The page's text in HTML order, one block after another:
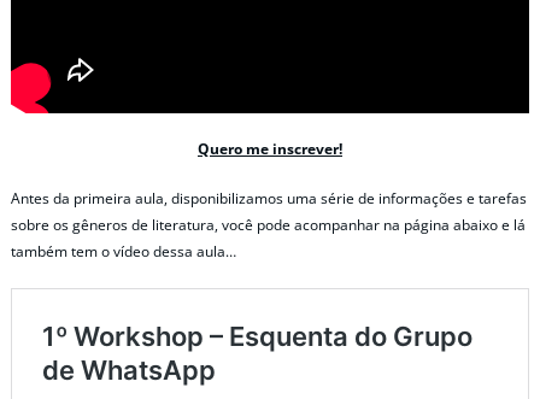
Quero me inscrever!
Antes da primeira aula, disponibilizamos uma série de informações e tarefas
sobre os gêneros de literatura, você pode acompanhar na página abaixo e lá
também tem o vídeo dessa aula…